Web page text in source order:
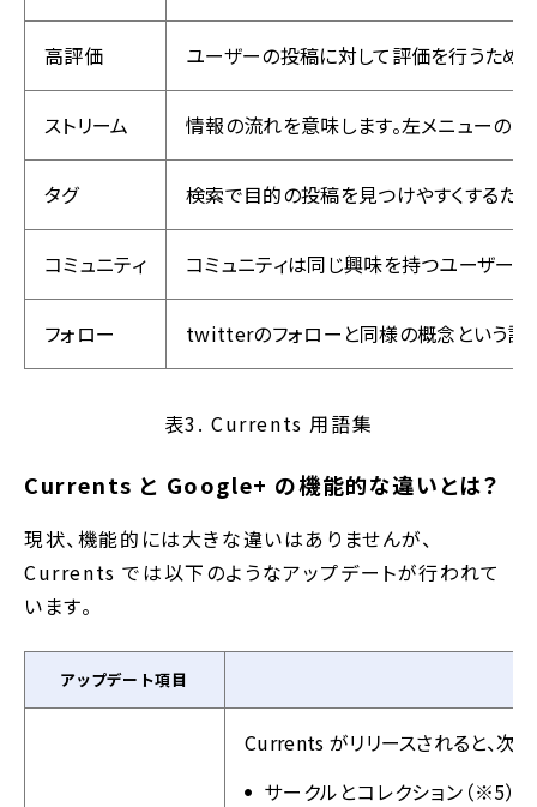
高評価 ユーザーの投稿に対して評価を行うため
ストリーム 情報の流れを意味します。左メニューの「
タグ 検索で目的の投稿を見つけやすくするた
コミュニティ コミュニティは同じ興味を持つユーザーの
フォロー twitterのフォローと同様の概念という認
表3. Currents 用語集
Currents と Google+ の機能的な違いとは？
現状、機能的には大きな違いはありませんが、
Currents では以下のようなアップデートが行われて
います。
アップデート項目
Currents がリリースされると、次の
サークルとコレクション（※5）